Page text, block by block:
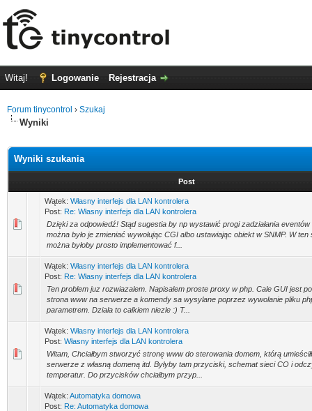
Witaj! Logowanie Rejestracja
Forum tinycontrol › Szukaj
Wyniki
Wyniki szukania
Post
Wątek: Własny interfejs dla LAN kontrolera
Post: Re: Własny interfejs dla LAN kontrolera
Dzięki za odpowiedź! Stąd sugestia by np wystawić progi zadziałania
można było je zmieniać wywołując CGI albo ustawiając obiekt w SNMP. W ten
można byłoby prosto implementować f...
Wątek: Własny interfejs dla LAN kontrolera
Post: Re: Własny interfejs dla LAN kontrolera
Ten problem juz rozwiazalem. Napisalem proste proxy w php. Cale GUI jest
strona www na serwerze a komendy sa wysylane poprzez wywolanie pliku
parametrem. Dziala to calkiem niezle :) T...
Wątek: Własny interfejs dla LAN kontrolera
Post: Własny interfejs dla LAN kontrolera
Witam, Chciałbym stworzyć stronę www do sterowania domem, którą
serwerze z własną domeną itd. Byłyby tam przyciski, schemat sieci CO i
temperatur. Do przycisków chciałbym przyp...
Wątek: Automatyka domowa
Post: Re: Automatyka domowa